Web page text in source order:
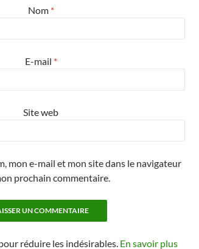
Nom *
E-mail *
Site web
mon e-mail et mon site dans le navigateur
prochain commentaire.
réduire les indésirables. En savoir plus